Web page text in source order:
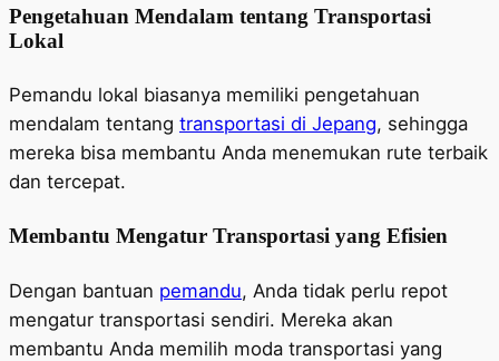
Pengetahuan Mendalam tentang Transportasi
Lokal
Pemandu lokal biasanya memiliki pengetahuan
mendalam tentang transportasi di Jepang, sehingga
mereka bisa membantu Anda menemukan rute terbaik
dan tercepat.
Membantu Mengatur Transportasi yang Efisien
Dengan bantuan pemandu, Anda tidak perlu repot
mengatur transportasi sendiri. Mereka akan
membantu Anda memilih moda transportasi yang